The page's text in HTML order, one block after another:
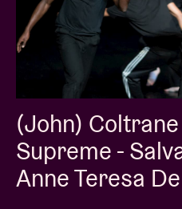
(John)
Supreme -
Anne Teresa